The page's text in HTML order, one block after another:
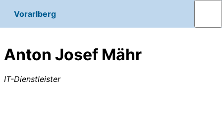
Vorarlberg
Anton Josef Mähr
IT-Dienstleister